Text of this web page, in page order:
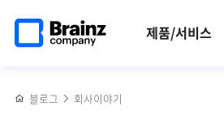
건너뛰기
제품/서비스
페이지로
블로그 회사이야기
관리
DBMS의
주요기능과
공유하기
공유하기
공유하기
공유하기
(K8s)
에서